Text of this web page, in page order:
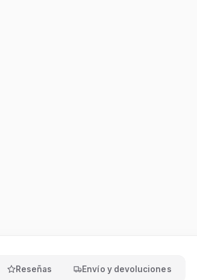
Reseñas Envío y devoluciones